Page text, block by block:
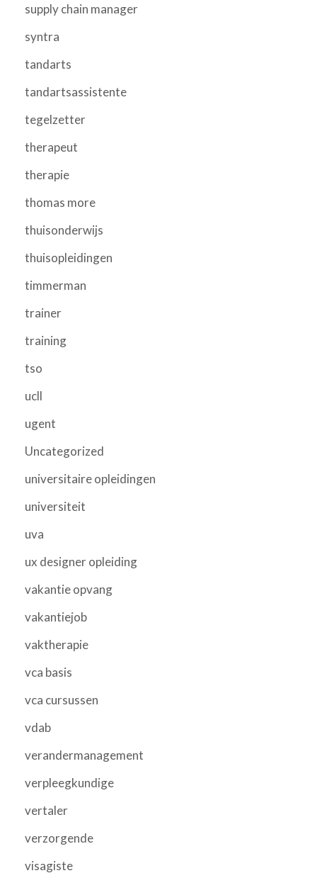
supply chain manager
syntra
tandarts
tandartsassistente
tegelzetter
therapeut
therapie
thomas more
thuisonderwijs
thuisopleidingen
timmerman
trainer
training
tso
ucll
ugent
Uncategorized
universitaire opleidingen
universiteit
uva
ux designer opleiding
vakantie opvang
vakantiejob
vaktherapie
vca basis
vca cursussen
vdab
verandermanagement
verpleegkundige
vertaler
verzorgende
visagiste